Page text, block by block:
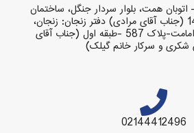
اتوبان همت، بلوار سردار جنگل، ساختمان
پویا پلاک 23 واحد 14 (جناب آقای مرادی) دفتر زنجان: زنجان،
میدان رسل، خیابان امامت-پلاک 587 -طبقه اول (جناب آقای
و سرکار خانم گیلک)
02144412496